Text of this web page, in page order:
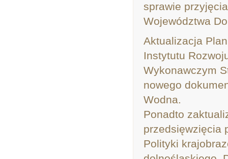
sprawie
Województwa
Aktualizacja
Instytutu
Wykonawczym
nowego
Wodna.
Ponadto
przedsięwzięcia
Polityki